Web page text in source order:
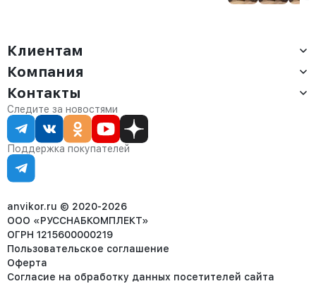
амаретто
Клиентам
Доставка
Оплата
Сервис
Статус заказа
Статьи
Компания
О компании
Контакты
Партнёрам
Контакты
Отдел продаж:
8 (800) 234-22-62
corp@anvikor.ru
Ежедневно, с 7:00-19:00 (МСК)
Отдел рекламации:
8 (953) 455-25-61
Следите за новостями
Поддержка покупателей
anvikor.ru © 2020-2026
ООО «РУССНАБКОМПЛЕКТ»
ОГРН 1215600000219
Пользовательское соглашение
Оферта
Согласие на обработку данных посетителей сайта